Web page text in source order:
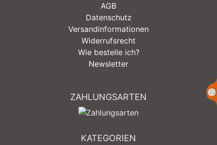
AGB
Datenschutz
Versandinformationen
Widerrufsrecht
Wie bestelle ich?
Newsletter
ZAHLUNGSARTEN
KATEGORIEN